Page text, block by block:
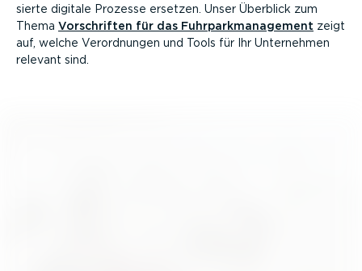
sierte digitale Prozesse ersetzen. Unser Überblick zum
Thema Vorschriften für das Fuhrpark­ma­nagement zeigt
auf, welche Verord­nungen und Tools für Ihr Unternehmen
relevant sind.